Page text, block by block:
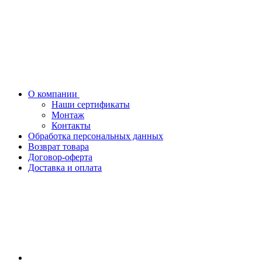
О компании
Наши сертификаты
Монтаж
Контакты
Обработка персональных данных
Возврат товара
Договор-оферта
Доставка и оплата